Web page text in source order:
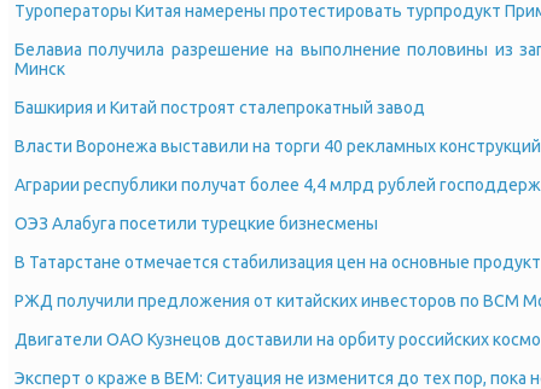
Туроператоры Китая намерены протестировать турпродукт
Белавиа получила разрешение на выполнение половины из
Минск
Башкирия и Китай построят сталепрокатный завод
Власти Воронежа выставили на торги 40 рекламных конструкций
Аграрии республики получат более 4,4 млрд рублей
ОЭЗ Алабуга посетили турецкие бизнесмены
В Татарстане отмечается стабилизация цен на основные
РЖД получили предложения от китайских инвесторов по ВСМ
Двигатели ОАО Кузнецов доставили на орбиту российских
Эксперт о краже в BEM: Ситуация не изменится до тех пор, пока